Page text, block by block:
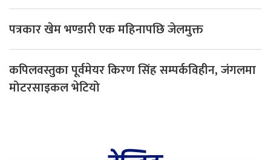
पत्रकार खेम भण्डारी एक महिनापछि जेलमुक्त
कपिलवस्तुका पूर्वमेयर किरण सिंह सम्पर्कविहीन, जंगलमा
मोटरसाइकल भेटियो